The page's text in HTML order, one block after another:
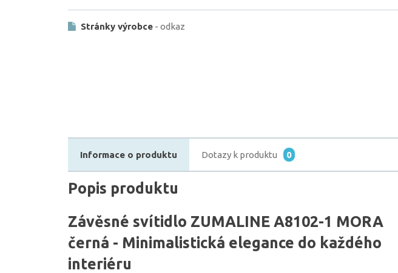
Stránky výrobce - odkaz
Informace o produktu Dotazy k produktu 0
Popis produktu
Závěsné svítidlo ZUMALINE A8102-1 MORA
černá - Minimalistická elegance do každého
interiéru